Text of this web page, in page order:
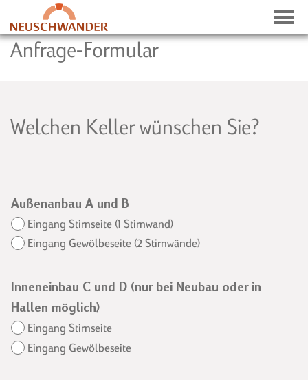
HISTORIE
PRESSE-ECHO
TONNENGEWÖLBE
KAPPENGEWÖLBE
DER CLOU
Anfrage-Formular
Welchen Keller wünschen Sie?
Außenanbau A und B
Eingang Stirnseite (1 Stirnwand)
Eingang Gewölbeseite (2 Stirnwände)
Inneneinbau C und D (nur bei Neubau oder in
Hallen möglich)
Eingang Stirnseite
Eingang Gewölbeseite